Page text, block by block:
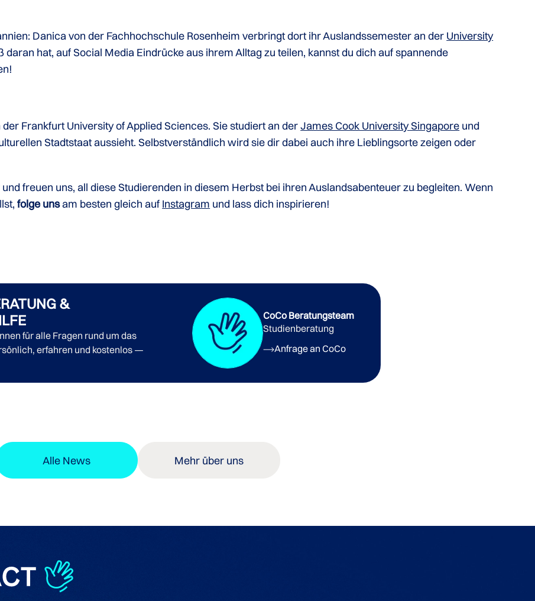
Danica von der Fachhochschule Rosenheim verbringt dort ihr Auslandssemester an der University
daran hat, auf Social Media Eindrücke aus ihrem Alltag zu teilen, kannst du dich auf spannende
Frankfurt University of Applied Sciences. Sie studiert an derJames Cook University Singapore und
Stadtstaat aussieht. Selbstverständlich wird sie dir dabei auch ihre Lieblingsorte zeigen oder
freuen uns, all diese Studierenden in diesem Herbst bei ihren Auslandsabenteuer zu begleiten. Wenn
folge unsam besten gleich auf Instagram und lass dich inspirieren!
&
für alle Fragen rund um das
erfahren und kostenlos —
CoCo Beratungsteam
Studienberatung
Anfrage an CoCo
Alle News Mehr über uns